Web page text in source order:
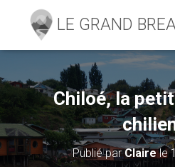
Chiloé, la
Publié parClairele